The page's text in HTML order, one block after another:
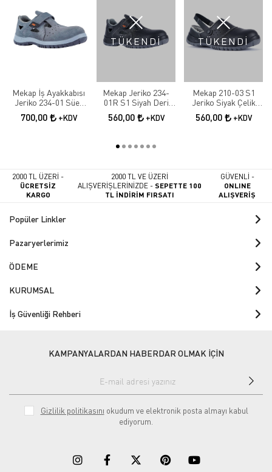
Mekap İş Ayakkabısı
Jeriko 234-01 Süet
S1 Çelik Burun
700,00 +KDV
TÜKENDİ
Mekap Jeriko 234-
01R S1 Siyah Deri
Çelik Burunlu
Sandalet
560,00 +KDV
TÜKENDİ
Mekap 210-03 S1
Jeriko Siyak Çelik
Burunlu İş Ayakkabısı
560,00 +KDV
2000 TL ÜZERİ -
ÜCRETSİZ
KARGO
2000 TL VE ÜZERİ
ALIŞVERİŞLERİNİZDE -SEPETTE 100
TL İNDİRİM FIRSATI
GÜVENLİ -
ONLINE
ALIŞVERİŞ
Popüler Linkler
Pazaryerlerimiz
ÖDEME
KURUMSAL
İş Güvenliği Rehberi
KAMPANYALARDAN HABERDAR OLMAK İÇİN
Gizlilik politikasını okudum ve elektronik posta almayı kabul
ediyorum.